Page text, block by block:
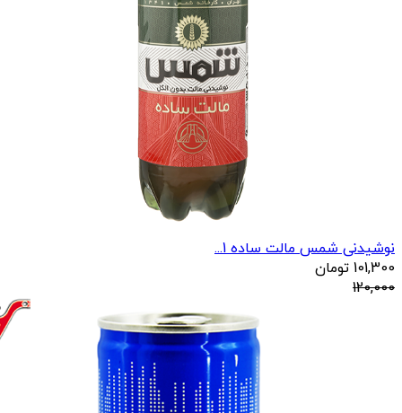
نوشیدنی شمس مالت ساده 1...
101,300 تومان
120,000